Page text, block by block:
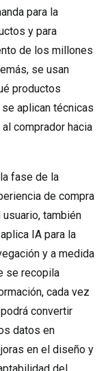
para la
y para
de los millones
se usan
productos
aplican técnicas
comprador hacia
fase de la
de compra
usuario, también
IA para la
y a medida
se recopila
cada vez
convertir
datos en
en el diseño y